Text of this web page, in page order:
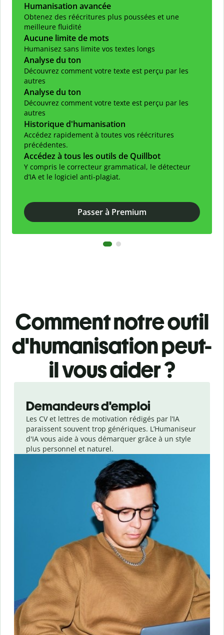
Humanisation avancée
Obtenez des réécritures plus poussées et une
meilleure fluidité
Aucune limite de mots
Humanisez sans limite vos textes longs
Analyse du ton
Découvrez comment votre texte est perçu par les
autres
Analyse du ton
Découvrez comment votre texte est perçu par les
autres
Historique d'humanisation
Accédez rapidement à toutes vos réécritures
précédentes.
Accédez à tous les outils de Quillbot
Y compris le correcteur grammatical, le détecteur
d’IA et le logiciel anti-plagiat.
Passer à Premium
Comment notre outil
d'humanisation peut-
il vous aider ?
Demandeurs d'emploi
Les CV et lettres de motivation rédigés par l’IA
paraissent souvent trop génériques. L’Humaniseur
d'IA vous aide à vous démarquer grâce à un style
plus personnel et naturel.